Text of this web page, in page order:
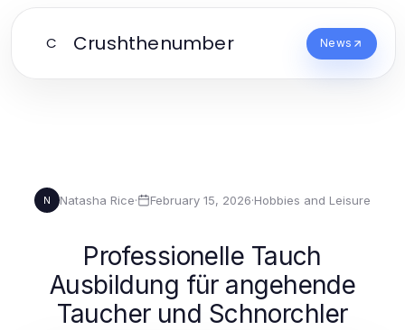
C Crushthenumber News
N Natasha Rice· February 15, 2026·Hobbies and Leisure
Professionelle Tauch
Ausbildung für angehende
Taucher und Schnorchler